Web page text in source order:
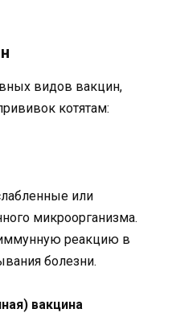
видов вакцин,
котятам:
или
микроорганизма.
реакцию в
болезни.
вакцина